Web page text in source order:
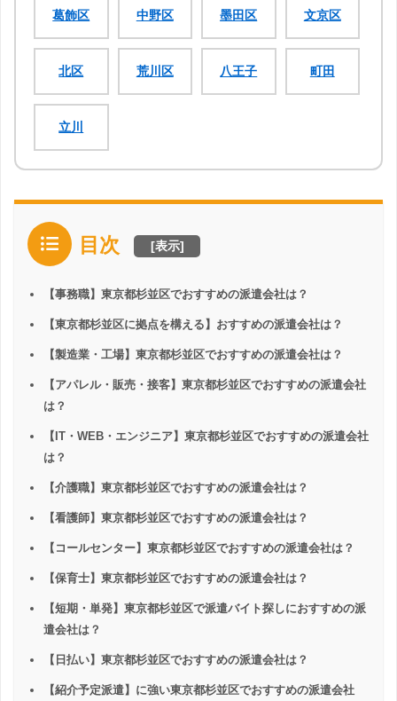
葛飾区 中野区 墨田区 文京区
北区 荒川区 八王子 町田
立川
目次 [表示]
【事務職】東京都杉並区でおすすめの派遣会社は？
【東京都杉並区に拠点を構える】おすすめの派遣会社は？
【製造業・工場】東京都杉並区でおすすめの派遣会社は？
【アパレル・販売・接客】東京都杉並区でおすすめの派遣会社
は？
【IT・WEB・エンジニア】東京都杉並区でおすすめの派遣会社
は？
【介護職】東京都杉並区でおすすめの派遣会社は？
【看護師】東京都杉並区でおすすめの派遣会社は？
【コールセンター】東京都杉並区でおすすめの派遣会社は？
【保育士】東京都杉並区でおすすめの派遣会社は？
【短期・単発】東京都杉並区で派遣バイト探しにおすすめの派
遣会社は？
【日払い】東京都杉並区でおすすめの派遣会社は？
【紹介予定派遣】に強い東京都杉並区でおすすめの派遣会社